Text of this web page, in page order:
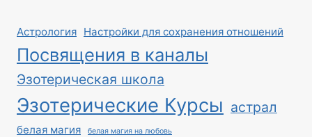
Астрология Настройки для сохранения отношений
Посвящения в каналы
Эзотерическая школа
Эзотерические Курсы астрал
белая магия белая магия на любовь